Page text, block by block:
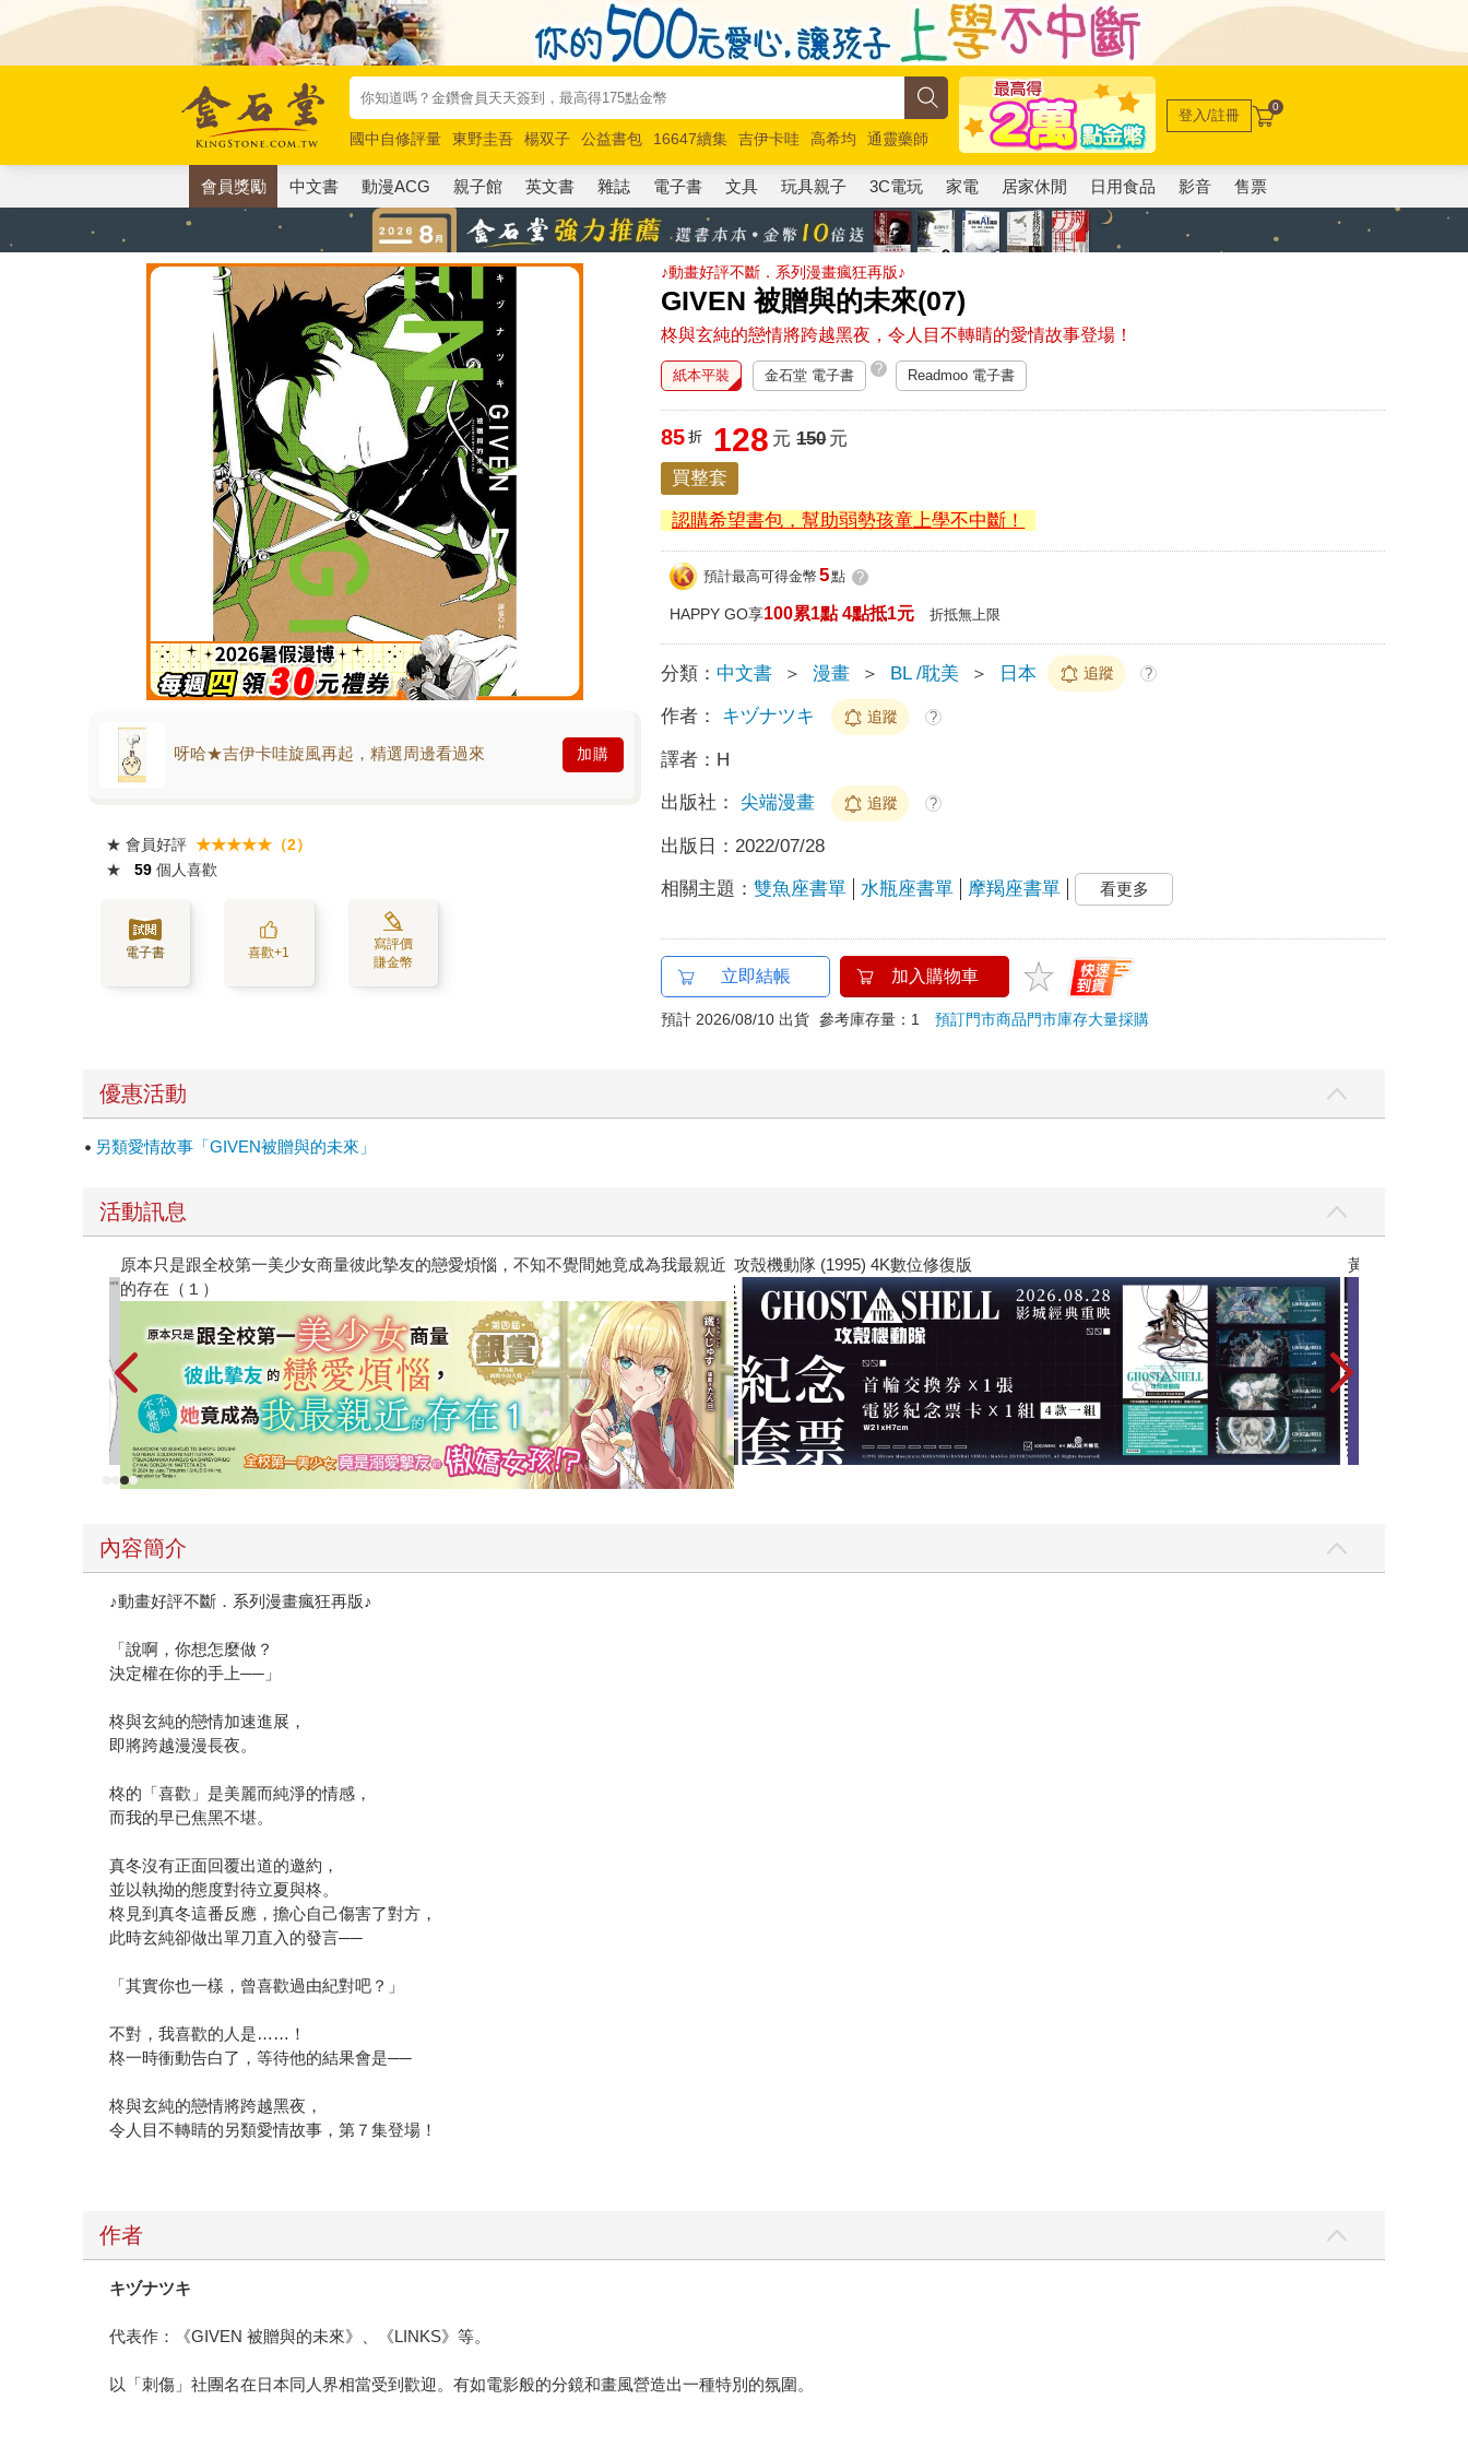
國中自修評量 東野圭吾 楊双子 公益書包 16647續集 吉伊卡哇 高希均
通靈藥師
唯紅花綻放
奧德賽 路邊攤新作 馬斯克 玩具總動員5 超慢跑
登入/註冊 0
會員獎勵 中文書 動漫ACG 親子館 英文書 雜誌 電子書 文具 玩具親子 3C電玩 家電 居家休閒 日用食品 影音 售票
♪動畫好評不斷．系列漫畫瘋狂再版♪
GIVEN 被贈與的未來(07)
柊與玄純的戀情將跨越黑夜，令人目不轉睛的愛情故事登場！
呀哈★吉伊卡哇旋風再起，精選周邊看過來 加購
★ 會員好評 ★★★★★（2）
★
59 個人喜歡
電子書 喜歡+1
寫評價
賺金幣
紙本平裝 金石堂 電子書 ? Readmoo 電子書
85 折 128 元 150元
買整套
認購希望書包，幫助弱勢孩童上學不中斷！
預計最高可得金幣 5點 ?
HAPPY GO享100累1點 4點抵1元 折抵無上限
分類： 中文書 ＞ 漫畫 ＞ BL /耽美 ＞ 日本 追蹤 ?
作者： キヅナツキ 追蹤 ?
譯者： H
出版社： 尖端漫畫 追蹤 ?
出版日： 2022/07/28
相關主題：雙魚座書單 水瓶座書單 摩羯座書單 看更多
立即結帳 加入購物車
預計 2026/08/10 出貨 參考庫存量：1預訂門市商品門市庫存大量採購
優惠活動
另類愛情故事「GIVEN被贈與的未來」
活動訊息
原本只是跟全校第一美少女商量彼此摯友的戀愛煩惱，不知不覺間她竟成為我最親近
的存在（１）
攻殼機動隊 (1995) 4K數位修復版 黃色書刊回來了
內容簡介
♪動畫好評不斷．系列漫畫瘋狂再版♪
「說啊，你想怎麼做？
決定權在你的手上──」
柊與玄純的戀情加速進展，
即將跨越漫漫長夜。
柊的「喜歡」是美麗而純淨的情感，
而我的早已焦黑不堪。
真冬沒有正面回覆出道的邀約，
並以執拗的態度對待立夏與柊。
柊見到真冬這番反應，擔心自己傷害了對方，
此時玄純卻做出單刀直入的發言──
「其實你也一樣，曾喜歡過由紀對吧？」
不對，我喜歡的人是……！
柊一時衝動告白了，等待他的結果會是──
柊與玄純的戀情將跨越黑夜，
令人目不轉睛的另類愛情故事，第７集登場！
作者
キヅナツキ
代表作：《GIVEN 被贈與的未來》、《LINKS》等。
以「刺傷」社團名在日本同人界相當受到歡迎。有如電影般的分鏡和畫風營造出一種特別的氛圍。